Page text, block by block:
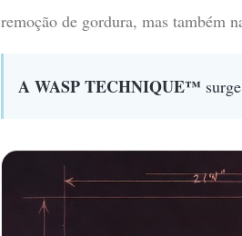
remoção de gordura, mas também
A WASP TECHNIQUE™